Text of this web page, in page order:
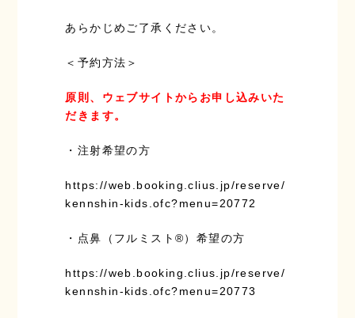
あらかじめご了承ください。
＜予約方法＞
原則、ウェブサイトからお申し込みいた
だきます。
・注射希望の方
https://web.booking.clius.jp/reserve/
kennshin-kids.ofc?menu=20772
・点鼻（フルミスト®）希望の方
https://web.booking.clius.jp/reserve/
kennshin-kids.ofc?menu=20773